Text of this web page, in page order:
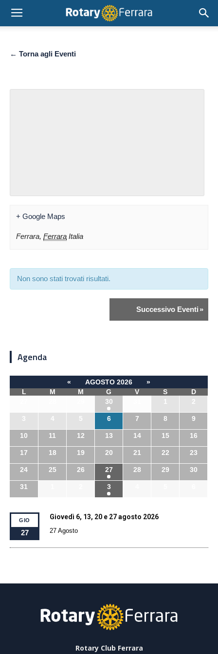
← Torna agli Eventi
+ Google Maps
Ferrara, Ferrara Italia
Non sono stati trovati risultati.
Successivo Eventi »
Agenda
« AGOSTO 2026
»
L
M M G V S
D
30 1 2
3 4 5 6 7 8 9
10 11 12 13 14 15 16
17 18 19 20 21 22 23
24 25 26 27 28 29 30
31 3
GIO
27
Giovedì 6, 13, 20 e 27 agosto 2026
27 Agosto
Rotary Club Ferrara